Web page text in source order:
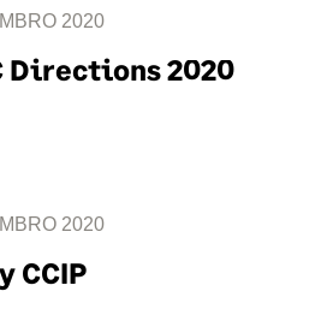
2020
Directions 2020
2020
CCIP